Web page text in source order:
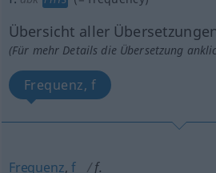
Übersicht aller
(Für mehr Details die Übersetzung
Frequenz, f
Frequenz, f f.